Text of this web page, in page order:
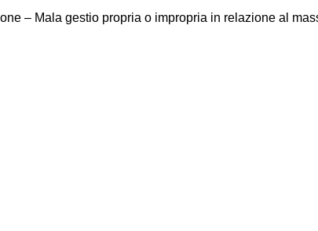
– Mala gestio propria o impropria in relazione al